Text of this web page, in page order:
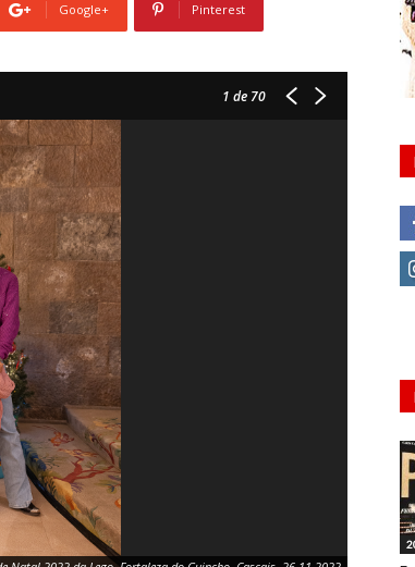
Google+ Pinterest
1 de 70